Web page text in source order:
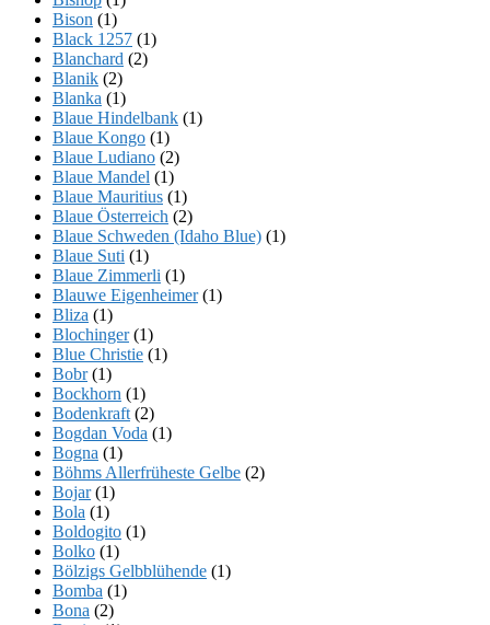
Bison (1)
Black 1257 (1)
Blanchard (2)
Blanik (2)
Blanka (1)
Blaue Hindelbank (1)
Blaue Kongo (1)
Blaue Ludiano (2)
Blaue Mandel (1)
Blaue Mauritius (1)
Blaue Österreich (2)
Blaue Schweden (Idaho Blue) (1)
Blaue Suti (1)
Blaue Zimmerli (1)
Blauwe Eigenheimer(1)
Bliza (1)
Blochinger(1)
Blue Christie (1)
Bobr(1)
Bockhorn (1)
Bodenkraft (2)
Bogdan Voda (1)
Bogna (1)
Böhms Allerfrüheste Gelbe (2)
Bojar(1)
Bola (1)
Boldogito (1)
Bolko (1)
Bölzigs Gelbblühende (1)
Bomba (1)
Bona (2)